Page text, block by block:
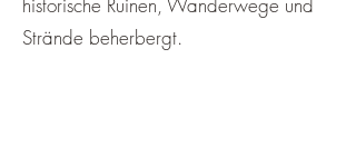
Strände beherbergt.